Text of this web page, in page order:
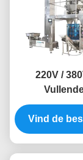
220V /
verticale
Vind de